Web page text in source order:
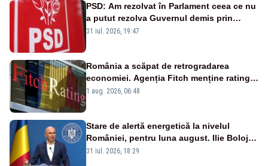
PSD: Am rezolvat în Parlament ceea ce nu
a putut rezolva Guvernul demis prin
moțiune de cenzură
31 iul. 2026, 19:47
România a scăpat de retrogradarea
economiei. Agenția Fitch menține ratingul
„BBB-” cu perspectivă negativă
1 aug. 2026, 06:48
Stare de alertă energetică la nivelul
României, pentru luna august. Ilie Bolojan
a anunțat importuri și posibile restricții –
31 iul. 2026, 18:29